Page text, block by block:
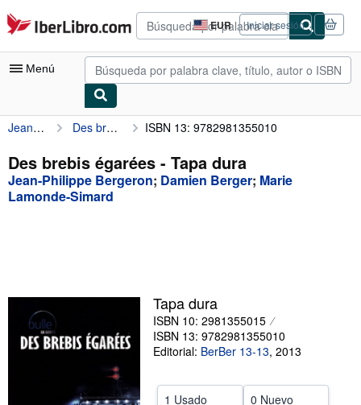
Pasar al contenido principal
IberLibro.com EUR
Preferencias
de
compra
del
Iniciar sesión
Menú
Mi cuenta
Consultar mis pedidos
Búsqueda avanzada
Vendedores
Comenzar a vender
Ayuda
CERRAR
Jean-Philippe Bergeron Des brebis égarées ISBN 13: 9782981355010
Des brebis égarées - Tapa dura
Jean-Philippe Bergeron; Damien Berger; Marie
Lamonde-Simard
Tapa dura
ISBN 10: 2981355015
ISBN 13: 9782981355010
Editorial: BerBer 13-13, 2013
1 Usado
0 Nuevo